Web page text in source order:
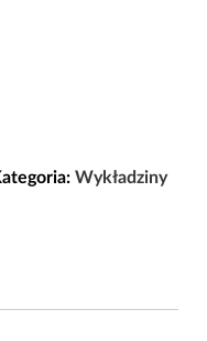
Wykładziny